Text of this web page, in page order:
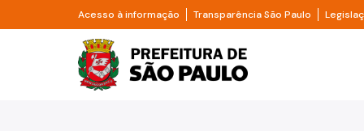
Pular para o Conteúdo principal
Acesso à informação Divisor de acesso à informação
Transparência São Paulo Divisor
Prefeitura de São